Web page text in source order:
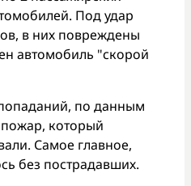
Под удар
в них повреждены
автомобиль "скорой
по данным
который
Самое главное,
без пострадавших.